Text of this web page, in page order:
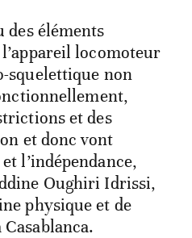
des éléments
locomoteur
squelettique non
et des
et donc vont
l’indépendance,
Oughiri Idrissi,
physique et de